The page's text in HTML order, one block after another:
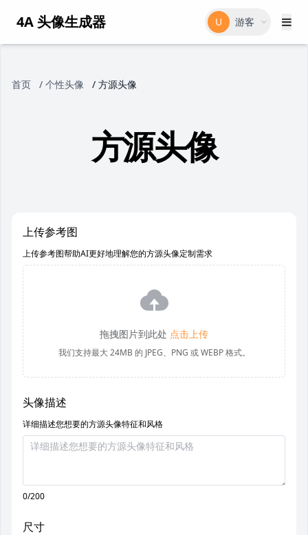
4A 头像生成器 U 游客
首页 / 个性头像 / 方源头像
方源头像
上传参考图
上传参考图帮助AI更好地理解您的方源头像定制需求
拖拽图片到此处 点击上传
我们支持最大 24MB 的 JPEG、PNG 或 WEBP 格式。
头像描述
详细描述您想要的方源头像特征和风格
0/200
尺寸